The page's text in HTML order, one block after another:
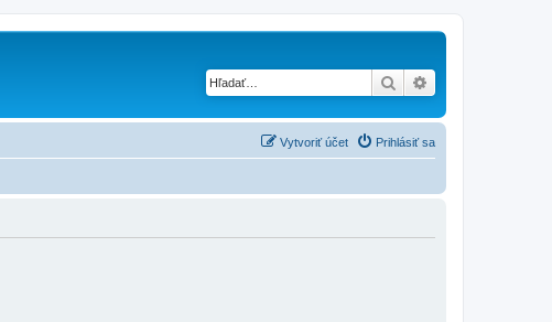
Hľadať
Prihlásiť sa
Vytvoriť účet